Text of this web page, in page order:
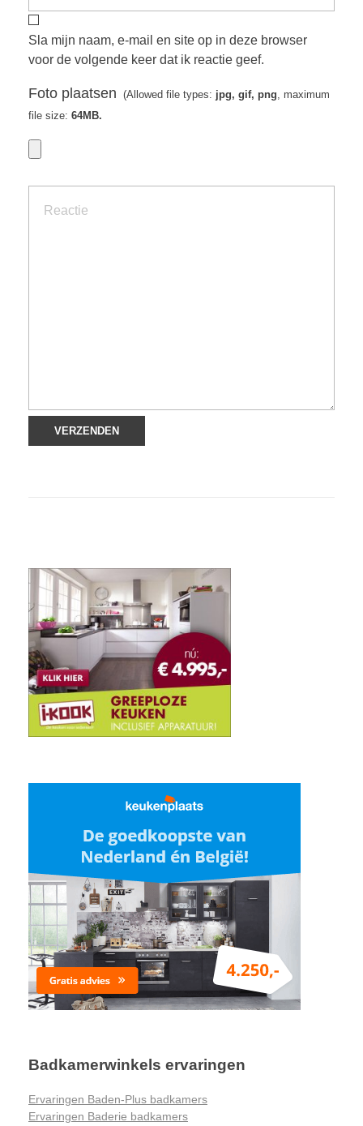
Sla mijn naam, e-mail en site op in deze browser
voor de volgende keer dat ik reactie geef.
Foto plaatsen (Allowed file types: jpg, gif, png, maximum
file size: 64MB.
Badkamerwinkels ervaringen
Ervaringen Baden-Plus badkamers
Ervaringen Baderie badkamers